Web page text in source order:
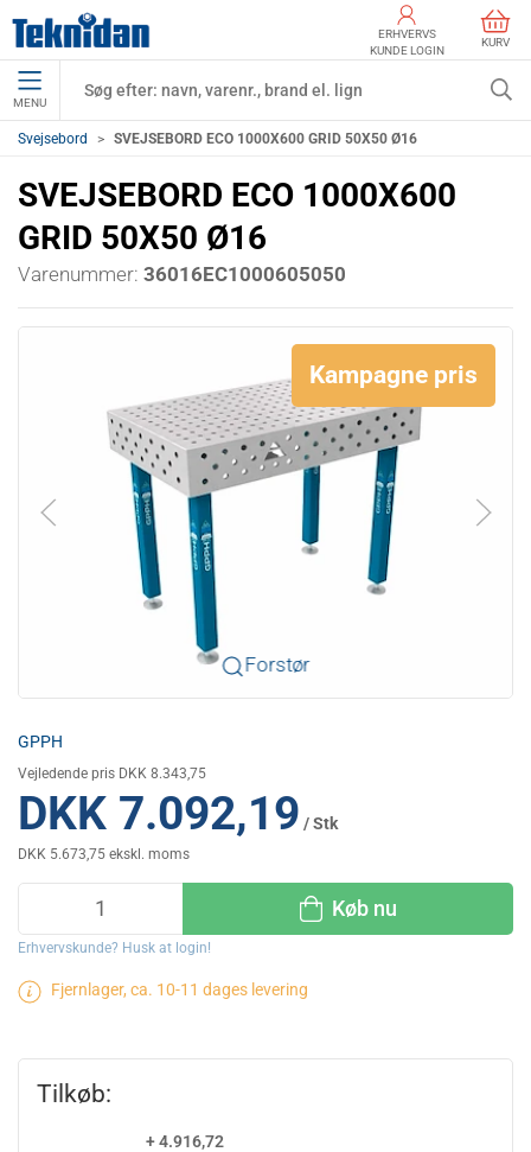
ERHVERVS
KUNDE LOGIN
KURV
MENU
Svejsebord SVEJSEBORD ECO 1000X600 GRID 50X50 Ø16
SVEJSEBORD ECO 1000X600
GRID 50X50 Ø16
Varenummer: 36016EC1000605050
Forstør
Kampagne pris
GPPH
Vejledende pris DKK 8.343,75
DKK 7.092,19 / Stk
DKK 5.673,75 ekskl. moms
Køb nu
Erhvervskunde? Husk at login!
Fjernlager, ca. 10-11 dages levering
Tilkøb:
+ 4.916,72